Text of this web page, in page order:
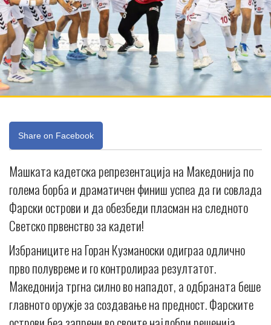
Share on Facebook
Машката кадетска репрезентација на Македонија по
голема борба и драматичен финиш успеа да ги совлада
Фарски острови и да обезбеди пласман на следното
Светско првенство за кадети!
Избраниците на Горан Кузманоски одиграа одлично
прво полувреме и го контролираа резултатот.
Македонија тргна силно во нападот, а одбраната беше
главното оружје за создавање на предност. Фарските